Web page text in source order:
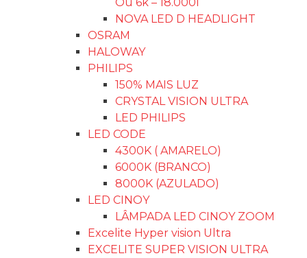
NOVA LED D HEADLIGHT
OSRAM
HALOWAY
PHILIPS
150% MAIS LUZ
CRYSTAL VISION ULTRA
LED PHILIPS
LED CODE
4300K ( AMARELO)
6000K (BRANCO)
8000K (AZULADO)
LED CINOY
LÂMPADA LED CINOY ZOOM
Excelite Hyper vision Ultra
EXCELITE SUPER VISION ULTRA